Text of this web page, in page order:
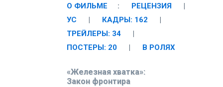
О ФИЛЬМЕ : РЕЦЕНЗИЯ
|
УС
| КАДРЫ: 162
|
ТРЕЙЛЕРЫ: 34
|
ПОСТЕРЫ: 20
| В РОЛЯХ
«Железная хватка»:
Закон фронтира